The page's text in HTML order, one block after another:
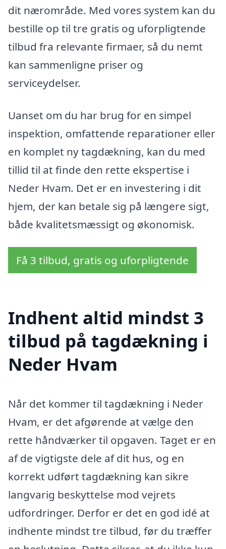
dit nærområde. Med vores system kan du
bestille op til tre gratis og uforpligtende
tilbud fra relevante firmaer, så du nemt
kan sammenligne priser og
serviceydelser.
Uanset om du har brug for en simpel
inspektion, omfattende reparationer eller
en komplet ny tagdækning, kan du med
tillid til at finde den rette ekspertise i
Neder Hvam. Det er en investering i dit
hjem, der kan betale sig på længere sigt,
både kvalitetsmæssigt og økonomisk.
Få 3 tilbud, gratis og uforpligtende
Indhent altid mindst 3
tilbud på tagdækning i
Neder Hvam
Når det kommer til tagdækning i Neder
Hvam, er det afgørende at vælge den
rette håndværker til opgaven. Taget er en
af de vigtigste dele af dit hus, og en
korrekt udført tagdækning kan sikre
langvarig beskyttelse mod vejrets
udfordringer. Derfor er det en god idé at
indhente mindst tre tilbud, før du træffer